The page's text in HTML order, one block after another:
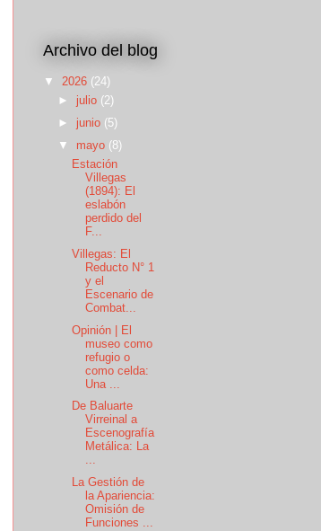
Archivo del blog
▼ 2026 (24)
► julio (2)
► junio (5)
▼ mayo (8)
Estación
Villegas
(1894): El
eslabón
perdido del
F...
Villegas: El
Reducto N° 1
y el
Escenario de
Combat...
Opinión | El
museo como
refugio o
como celda:
Una ...
De Baluarte
Virreinal a
Escenografía
Metálica: La
...
La Gestión de
la Apariencia:
Omisión de
Funciones ...